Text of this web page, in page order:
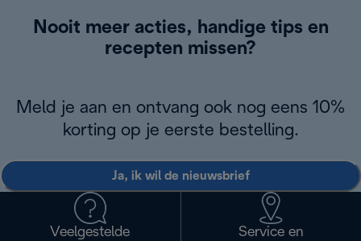
Nooit meer acties, handige tips en
recepten missen?
Meld je aan en ontvang ook nog eens 10%
korting op je eerste bestelling.
Ja, ik wil de nieuwsbrief
Veelgestelde
Service en